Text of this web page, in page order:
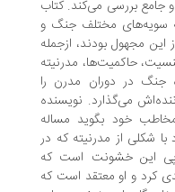
می‌کند. کتاب
مختلف جنگ و
بودند، ازجمله
مدرنیته
دوران مدرن را
می‌گذارد. نویسنده
بگوید مساله
از مدرنیته که در
خشونت است که
او معتقد است که